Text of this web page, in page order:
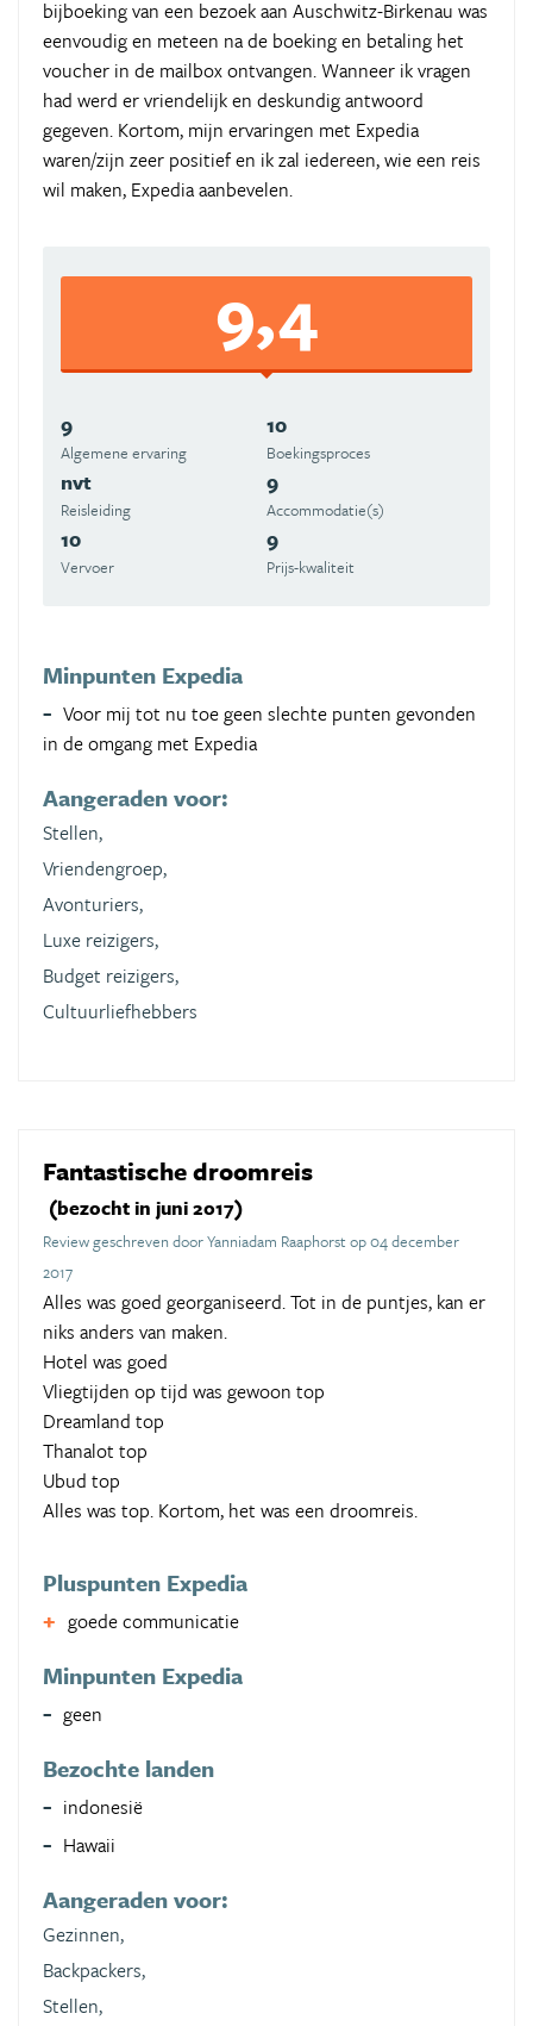
bijboeking van een bezoek aan Auschwitz-Birkenau was
eenvoudig en meteen na de boeking en betaling het
voucher in de mailbox ontvangen. Wanneer ik vragen
had werd er vriendelijk en deskundig antwoord
gegeven. Kortom, mijn ervaringen met Expedia
waren/zijn zeer positief en ik zal iedereen, wie een reis
wil maken, Expedia aanbevelen.
9,4
9
Algemene ervaring
10
Boekingsproces
nvt
Reisleiding
9
Accommodatie(s)
10
Vervoer
9
Prijs-kwaliteit
Minpunten Expedia
Voor mij tot nu toe geen slechte punten gevonden
in de omgang met Expedia
Aangeraden voor:
Stellen,
Vriendengroep,
Avonturiers,
Luxe reizigers,
Budget reizigers,
Cultuurliefhebbers
Fantastische droomreis
(bezocht in juni 2017)
Review geschreven door Yanniadam Raaphorst op 04 december
2017
Alles was goed georganiseerd. Tot in de puntjes, kan er
niks anders van maken.
Hotel was goed
Vliegtijden op tijd was gewoon top
Dreamland top
Thanalot top
Ubud top
Alles was top. Kortom, het was een droomreis.
Pluspunten Expedia
goede communicatie
Minpunten Expedia
geen
Bezochte landen
indonesië
Hawaii
Aangeraden voor:
Gezinnen,
Backpackers,
Stellen,